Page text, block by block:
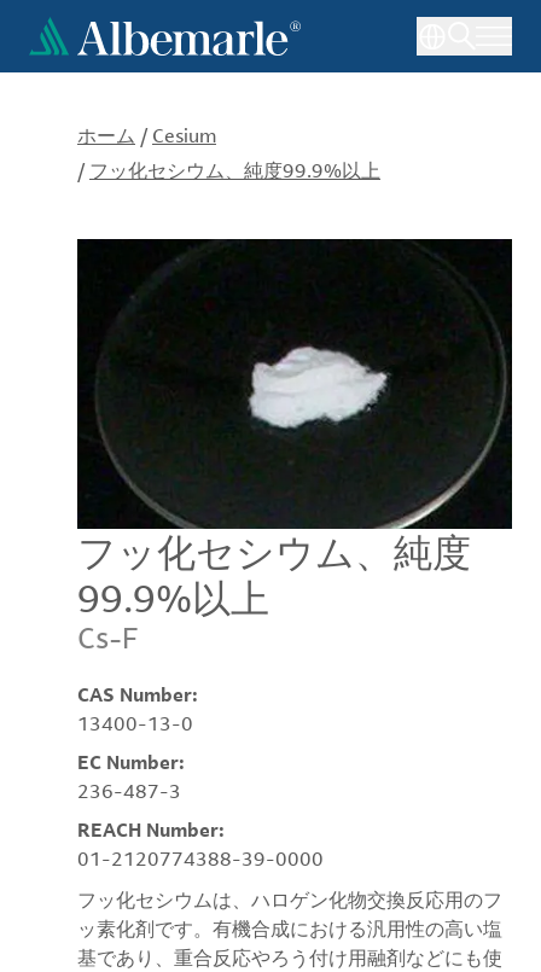
ン
ホーム / Cesium
/ フッ化セシウム、純度99.9%以上
フッ化セシウム、純度
99.9%以上
Cs-F
CAS Number:
13400-13-0
EC Number:
236-487-3
REACH Number:
01-2120774388-39-0000
フッ化セシウムは、ハロゲン化物交換反応用のフ
ッ素化剤です。有機合成における汎用性の高い塩
基であり、重合反応やろう付け用融剤などにも使